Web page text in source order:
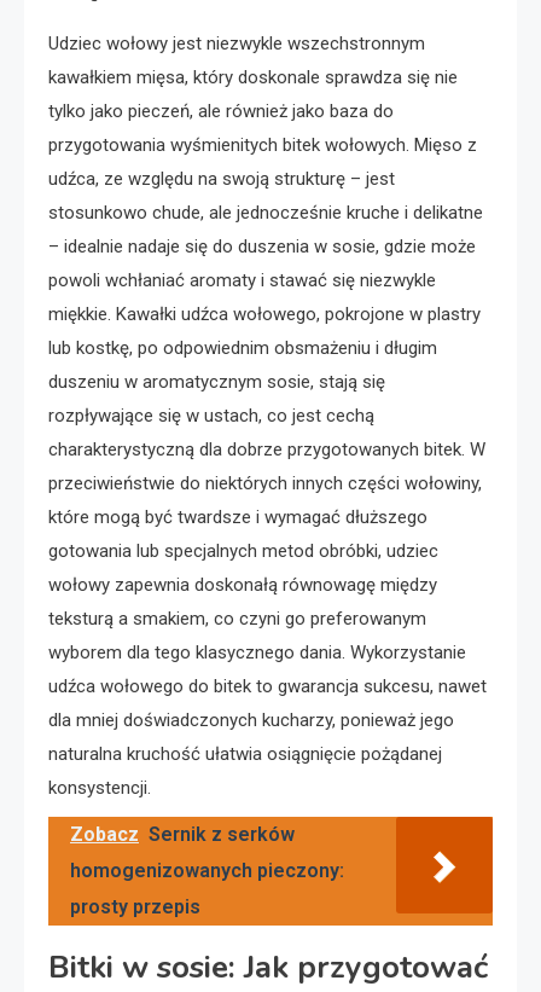
Udziec wołowy jest niezwykle wszechstronnym
kawałkiem mięsa, który doskonale sprawdza się nie
tylko jako pieczeń, ale również jako baza do
przygotowania wyśmienitych bitek wołowych. Mięso z
udźca, ze względu na swoją strukturę – jest
stosunkowo chude, ale jednocześnie kruche i delikatne
– idealnie nadaje się do duszenia w sosie, gdzie może
powoli wchłaniać aromaty i stawać się niezwykle
miękkie. Kawałki udźca wołowego, pokrojone w plastry
lub kostkę, po odpowiednim obsmażeniu i długim
duszeniu w aromatycznym sosie, stają się
rozpływające się w ustach, co jest cechą
charakterystyczną dla dobrze przygotowanych bitek. W
przeciwieństwie do niektórych innych części wołowiny,
które mogą być twardsze i wymagać dłuższego
gotowania lub specjalnych metod obróbki, udziec
wołowy zapewnia doskonałą równowagę między
teksturą a smakiem, co czyni go preferowanym
wyborem dla tego klasycznego dania. Wykorzystanie
udźca wołowego do bitek to gwarancja sukcesu, nawet
dla mniej doświadczonych kucharzy, ponieważ jego
naturalna kruchość ułatwia osiągnięcie pożądanej
konsystencji.
Zobacz Sernik z serków
homogenizowanych pieczony:
prosty przepis
Bitki w sosie: Jak przygotować